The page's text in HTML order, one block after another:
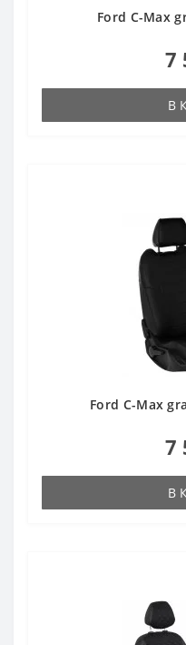
Ford C-Max
7
В
Ford C-Max
7
В